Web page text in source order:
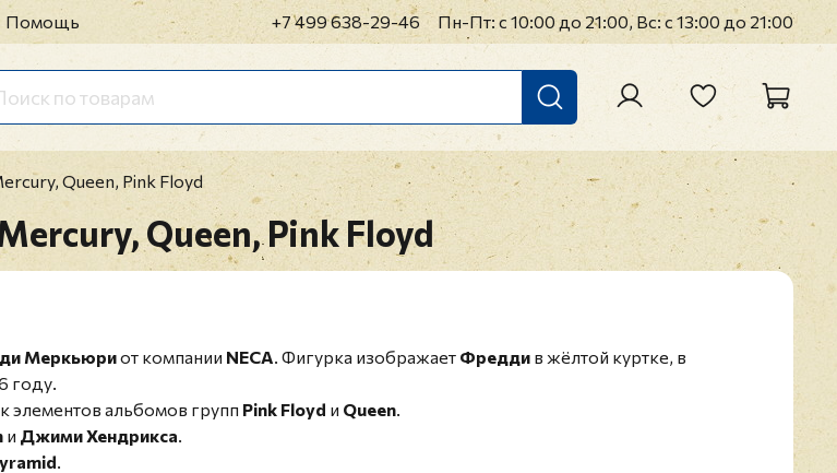
Помощь +7 499 638-29-46 Пн-Пт: с 10:00 до 21:00, Вс: с 13:00 до 21:00
Queen, Pink Floyd
Queen, Pink Floyd
Меркьюриот компании NECA. Фигурка изображает Фредди в жёлтой куртке, в
году.
элементов альбомов групп Pink Floyd и Queen.
и Джими Хендрикса.
.